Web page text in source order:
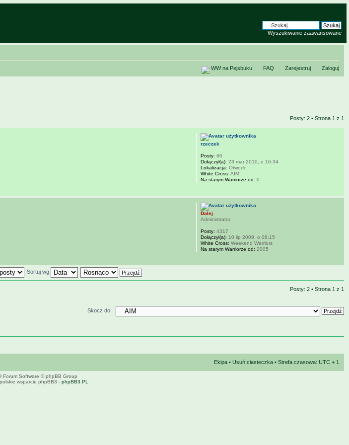
Wyszukiwanie zaawansowane
WW na Pejsbuku FAQ Zarejestruj Zaloguj
Posty: 2 • Strona 1 z 1
rzeczek
Posty: 60
Dołączył(a): 23 mar 2010, o 16:34
Lokalizacja: Otwock
White Cross: AIM
Na starym Warriorze od: 0
Dalej
Administrator
Posty: 4317
Dołączył(a): 10 lip 2009, o 08:15
White Cross: Weekend Warriors
Na starym Warriorze od: 2005
Sortuj wg
Posty: 2 • Strona 1 z 1
Skocz do:
Ekipa • Usuń ciasteczka • Strefa czasowa: UTC + 1
Forum Software © phpBB Group
wsparcie phpBB3 - phpBB3.PL